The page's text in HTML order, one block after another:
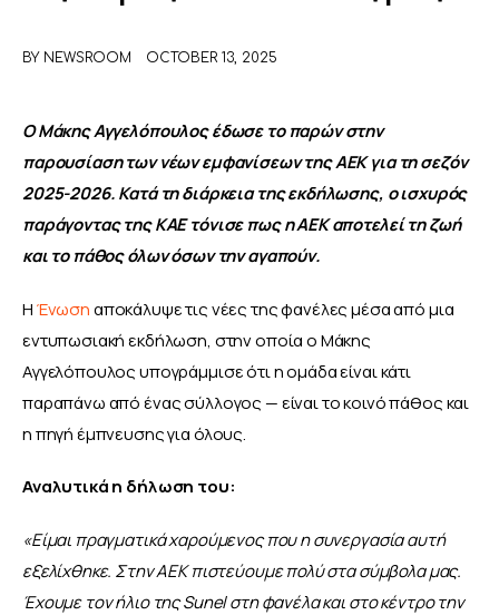
ΑΦΙΕΡΩΜΑΤΑ
BY NEWSROOM OCTOBER 13, 2025
Ο Μάκης Αγγελόπουλος έδωσε το παρών στην
παρουσίαση των νέων εμφανίσεων της ΑΕΚ για τη σεζόν
2025-2026. Κατά τη διάρκεια της εκδήλωσης, ο ισχυρός
παράγοντας της ΚΑΕ τόνισε πως η ΑΕΚ αποτελεί τη ζωή
και το πάθος όλων όσων την αγαπούν.
Η Ένωση αποκάλυψε τις νέες της φανέλες μέσα από μια
εντυπωσιακή εκδήλωση, στην οποία ο Μάκης
Αγγελόπουλος υπογράμμισε ότι η ομάδα είναι κάτι
παραπάνω από ένας σύλλογος — είναι το κοινό πάθος και
η πηγή έμπνευσης για όλους.
Αναλυτικά η δήλωση του:
«Είμαι πραγματικά χαρούμενος που η συνεργασία αυτή
εξελίχθηκε. Στην ΑΕΚ πιστεύουμε πολύ στα σύμβολα μας.
Έχουμε τον ήλιο της Sunel στη φανέλα και στο κέντρο την